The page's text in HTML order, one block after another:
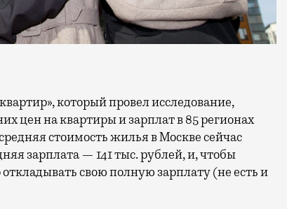
цен на квартиры и зарплат в 85 регионах
стоимость жилья в Москве сейчас
зарплата — 141 тыс. рублей, и, чтобы
свою полную зарплату (не есть и